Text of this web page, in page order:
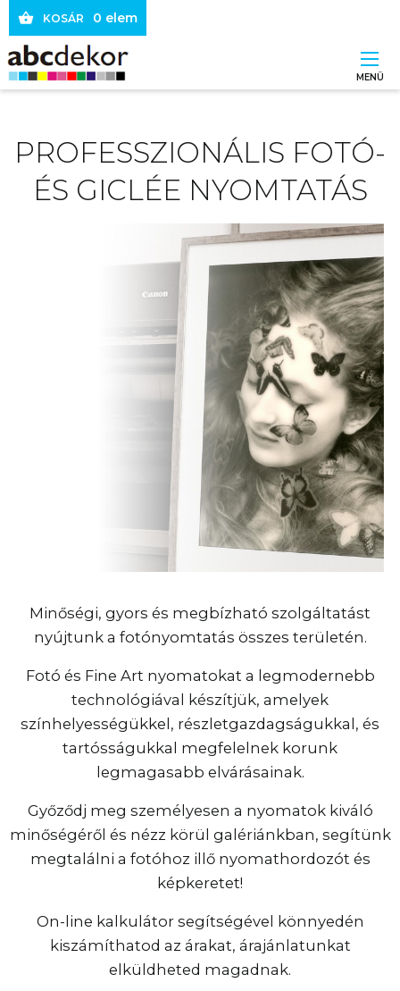
Ugrás
tartalomra
KOSÁR 0 elem
navigation
MENÜ
PROFESSZIONÁLIS FOTÓ-
ÉS GICLÉE NYOMTATÁS
Minőségi, gyors és megbízható szolgáltatást
nyújtunk a fotónyomtatás összes területén.
Fotó és Fine Art nyomatokat a legmodernebb
technológiával készítjük, amelyek
színhelyességükkel, részletgazdagságukkal, és
tartósságukkal megfelelnek korunk
legmagasabb elvárásainak.
Győződj meg személyesen a nyomatok kiváló
minőségéről és nézz körül galériánkban, segítünk
megtalálni a fotóhoz illő nyomathordozót és
képkeretet!
On-line kalkulátor segítségével könnyedén
kiszámíthatod az árakat, árajánlatunkat
elküldheted magadnak.